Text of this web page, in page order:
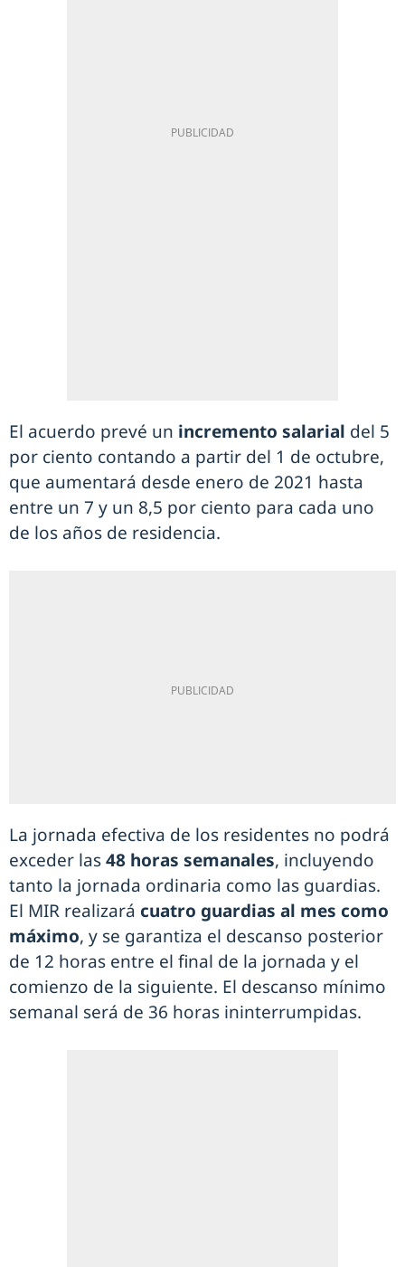
El acuerdo prevé un incremento salarial del 5
por ciento contando a partir del 1 de octubre,
que aumentará desde enero de 2021 hasta
entre un 7 y un 8,5 por ciento para cada uno
de los años de residencia.
La jornada efectiva de los residentes no podrá
exceder las48 horas semanales, incluyendo
tanto la jornada ordinaria como las guardias.
El MIR realizará cuatro guardias al mes como
máximo, y se garantiza el descanso posterior
de 12 horas entre el final de la jornada y el
comienzo de la siguiente. El descanso mínimo
semanal será de 36 horas ininterrumpidas.